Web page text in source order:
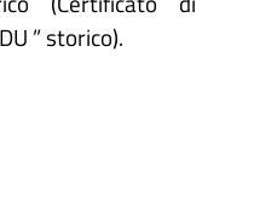
” storico).